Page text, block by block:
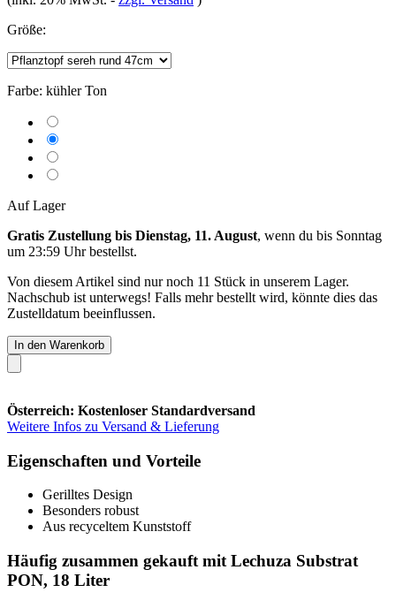
Größe:
Farbe: kühler Ton
Auf Lager
Gratis Zustellung bis Dienstag, 11. August, wenn du bis Sonntag
um 23:59 Uhrbestellst.
Von diesem Artikel sind nur noch 11 Stück in unserem Lager.
Nachschub ist unterwegs! Falls mehr bestellt wird, könnte dies das
Zustelldatum beeinflussen.
In den Warenkorb
Österreich: Kostenloser Standardversand
Weitere Infos zu Versand & Lieferung
Eigenschaften und Vorteile
Gerilltes Design
Besonders robust
Aus recyceltem Kunststoff
Häufig zusammen gekauft mit Lechuza Substrat
PON, 18 Liter